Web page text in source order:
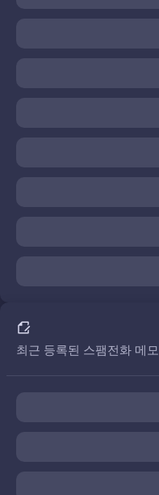
최근 등록된 스팸전화 메모